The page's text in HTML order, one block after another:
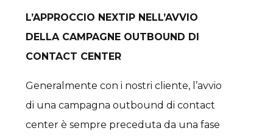
L’APPROCCIO NEXTIP NELL’AVVIO
DELLA CAMPAGNE OUTBOUND DI
CONTACT CENTER
Generalmente con i nostri cliente, l’avvio
di una campagna outbound di contact
center è sempre preceduta da una fase